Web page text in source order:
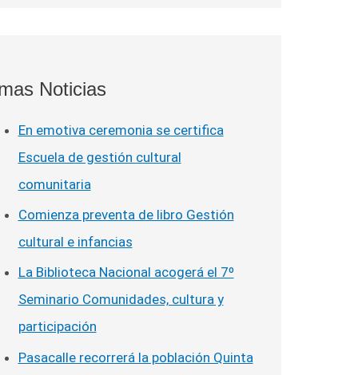
Noticias
En emotiva ceremonia se certifica
Escuela de gestión cultural
comunitaria
Comienza preventa de libro Gestión
cultural e infancias
La Biblioteca Nacional acogerá el 7º
Seminario Comunidades, cultura y
participación
Pasacalle recorrerá la población Quinta